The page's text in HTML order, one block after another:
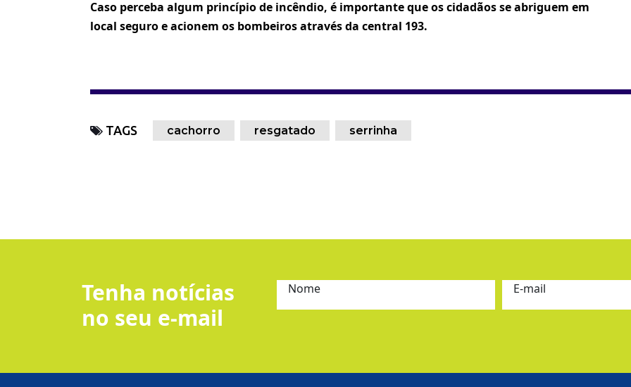
Caso perceba algum princípio de incêndio, é importante que os cidadãos se abriguem em
local seguro e acionem os bombeiros através da central 193.
TAGS cachorro resgatado serrinha
Tenha notícias
no seu e-mail
Nome E-mail